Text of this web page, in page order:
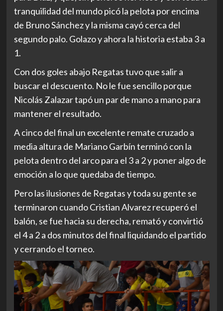
tranquilidad del mundo picó la pelota por encima
de Bruno Sánchez y la misma cayó cerca del
segundo palo. Golazo y ahora la historia estaba 3 a
1.
Con dos goles abajo Regatas tuvo que salir a
buscar el descuento. No le fue sencillo porque
Nicolás Zalazar tapó un par de mano a mano para
mantener el resultado.
A cinco del final un excelente remate cruzado a
media altura de Mariano Garbín terminó con la
pelota dentro del arco para el 3 a 2 y poner algo de
emoción a lo que quedaba de tiempo.
Pero las ilusiones de Regatas y toda su gente se
terminaron cuando Cristian Alvarez recuperó el
balón, se fue hacia su derecha, remató y convirtió
el 4 a 2 a dos minutos del final liquidando el partido
y cerrando el torneo.